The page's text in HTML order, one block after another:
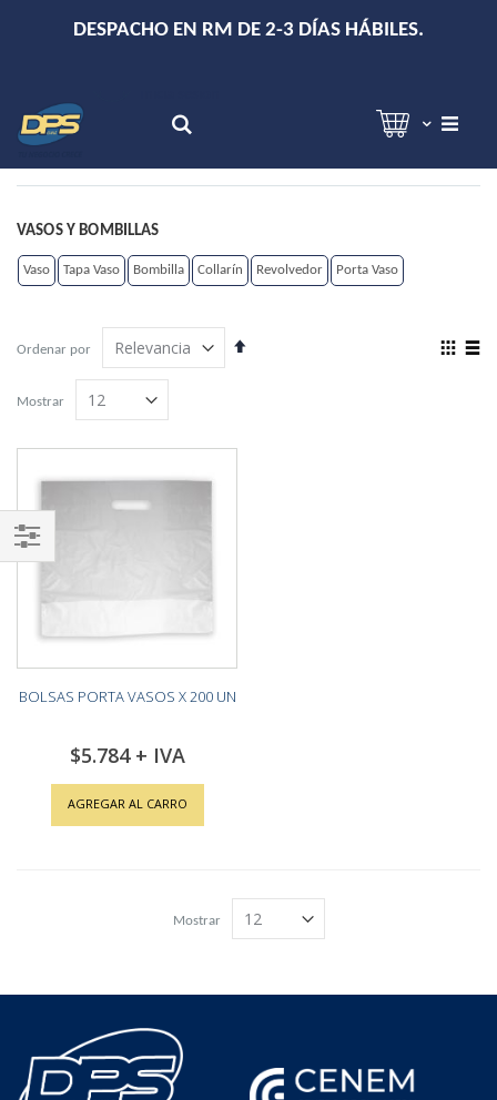
DESPACHO EN RM DE 2-3 DÍAS HÁBILES.
Ordenar por
Establecer
View
Mostrar
BOLSAS PORTA VASOS X 200 UN
$5.784
AGREGAR AL CARRO
Mostrar
VASOS Y BOMBILLAS
Vaso Tapa Vaso Bombilla Collarín Revolvedor Porta Vaso
Shop